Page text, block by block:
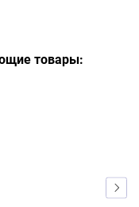
товары: